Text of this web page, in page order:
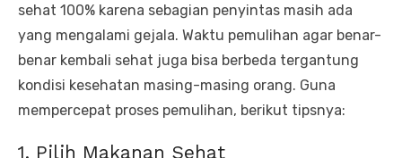
sehat 100% karena sebagian penyintas masih ada
yang mengalami gejala. Waktu pemulihan agar benar-
benar kembali sehat juga bisa berbeda tergantung
kondisi kesehatan masing-masing orang. Guna
mempercepat proses pemulihan, berikut tipsnya:
1. Pilih Makanan Sehat